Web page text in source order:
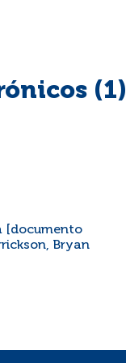
(1)
[documento
Bryan